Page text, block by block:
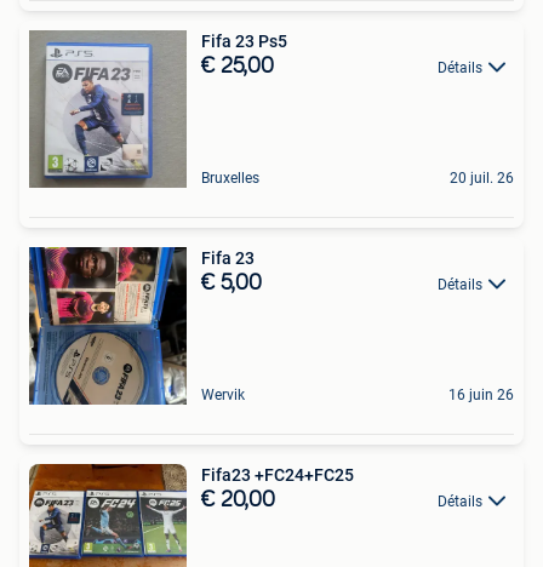
Fifa 23 Ps5
€ 25,00 Détails
Bruxelles 20 juil. 26
Fifa 23
€ 5,00 Détails
Wervik 16 juin 26
Fifa23 +FC24+FC25
€ 20,00 Détails